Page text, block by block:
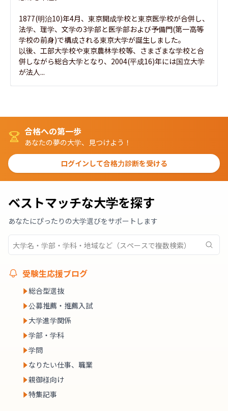
1877(明治10)年4月、東京開成学校と東京医学校が合併し、
法学、理学、文学の3学部と医学部および予備門(第一高等
学校の前身)で構成される東京大学が誕生しました。
以後、工部大学校や東京農林学校等、さまざまな学校と合
併しながら総合大学となり、2004(平成16)年には国立大学
が法人...
合格への第一歩
あなたの夢の大学、見つけよう！
ログインして合格力診断を受ける
ベストマッチな大学を探す
あなたにぴったりの大学選びをサポートします
受験生応援ブログ
総合型選抜
公募推薦・推薦入試
大学進学関係
学部・学科
学問
なりたい仕事、職業
親御様向け
特集記事